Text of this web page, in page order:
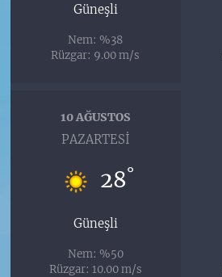
Güneşli
Nem: %38
Rüzgar: 9.00 m/s
10 AĞUSTOS
PAZARTESI
28°
Güneşli
Nem: %50
Rüzgar: 10.00 m/s